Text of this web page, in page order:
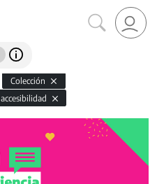
Colección
accesibilidad